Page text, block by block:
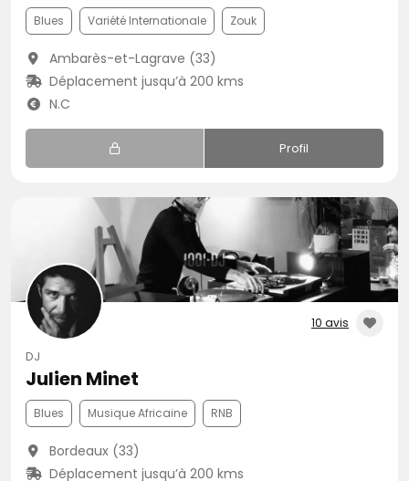
Blues Variété Internationale Zouk
Ambarès-et-Lagrave (33)
Déplacement jusqu’à 200 kms
N.C
Profil
10 avis
DJ
Julien Minet
Blues Musique Africaine RNB
Bordeaux (33)
Déplacement jusqu’à 200 kms